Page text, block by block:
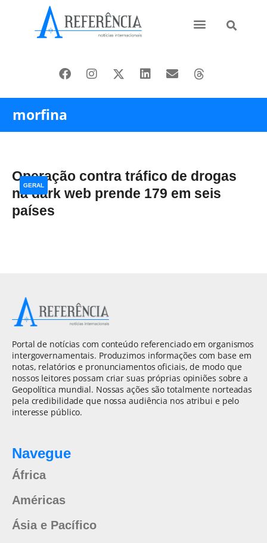
morfina
Operação contra tráfico de drogas
na dark web prende 179 em seis
países
GERAL
Portal de notícias com conteúdo referenciado em organismos
intergovernamentais. Produzimos informações com base em
notas, relatórios e pronunciamentos oficiais, de modo que
nossos leitores possam criar suas próprias opiniões sobre a
Geopolítica mundial. Nossas ações são totalmente norteadas
pela credibilidade que nossa audiência nos atribui e pelo
interesse público.
Navegue
África
Américas
Ásia e Pacífico